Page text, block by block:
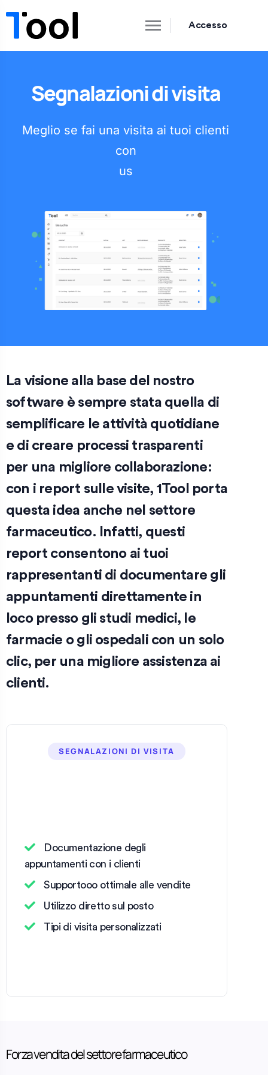
Accesso
Segnalazioni di visita
Meglio se fai una visita ai tuoi clienti
con
us
La visione alla base del nostro
software è sempre stata quella di
semplificare le attività quotidiane
e di creare processi trasparenti
per una migliore collaborazione:
con i report sulle visite, 1Tool porta
questa idea anche nel settore
farmaceutico. Infatti, questi
report consentono ai tuoi
rappresentanti di documentare gli
appuntamenti direttamente in
loco presso gli studi medici, le
farmacie o gli ospedali con un solo
clic, per una migliore assistenza ai
clienti.
SEGNALAZIONI DI VISITA
Documentazione degli
appuntamenti con i clienti
Supportooo ottimale alle vendite
Utilizzo diretto sul posto
Tipi di visita personalizzati
Forza vendita del settore farmaceutico